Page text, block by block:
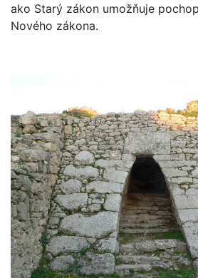
ako Starý zákon umožňuje
Nového zákona.